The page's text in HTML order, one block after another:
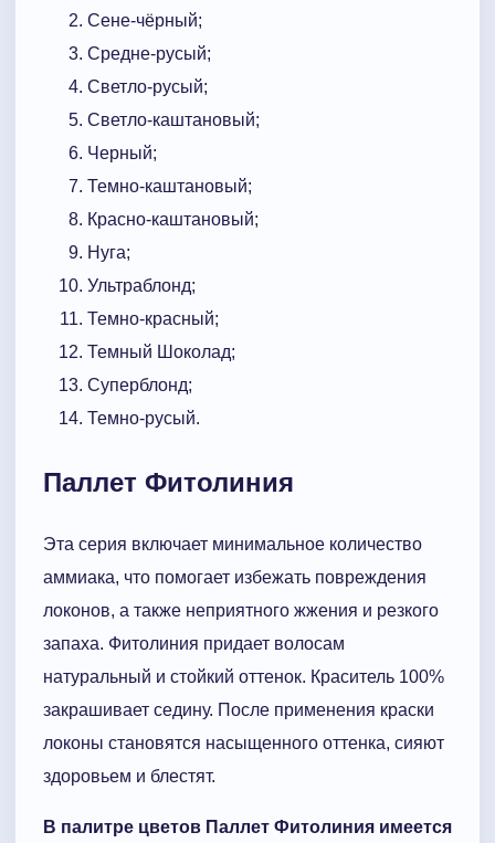
Сене-чёрный;
Средне-русый;
Светло-русый;
Светло-каштановый;
Черный;
Темно-каштановый;
Красно-каштановый;
Нуга;
Ультраблонд;
Темно-красный;
Темный Шоколад;
Суперблонд;
Темно-русый.
Паллет Фитолиния
Эта серия включает минимальное количество
аммиака, что помогает избежать повреждения
локонов, а также неприятного жжения и резкого
запаха. Фитолиния придает волосам
натуральный и стойкий оттенок. Краситель 100%
закрашивает седину. После применения краски
локоны становятся насыщенного оттенка, сияют
здоровьем и блестят.
В палитре цветов Паллет Фитолиния имеется